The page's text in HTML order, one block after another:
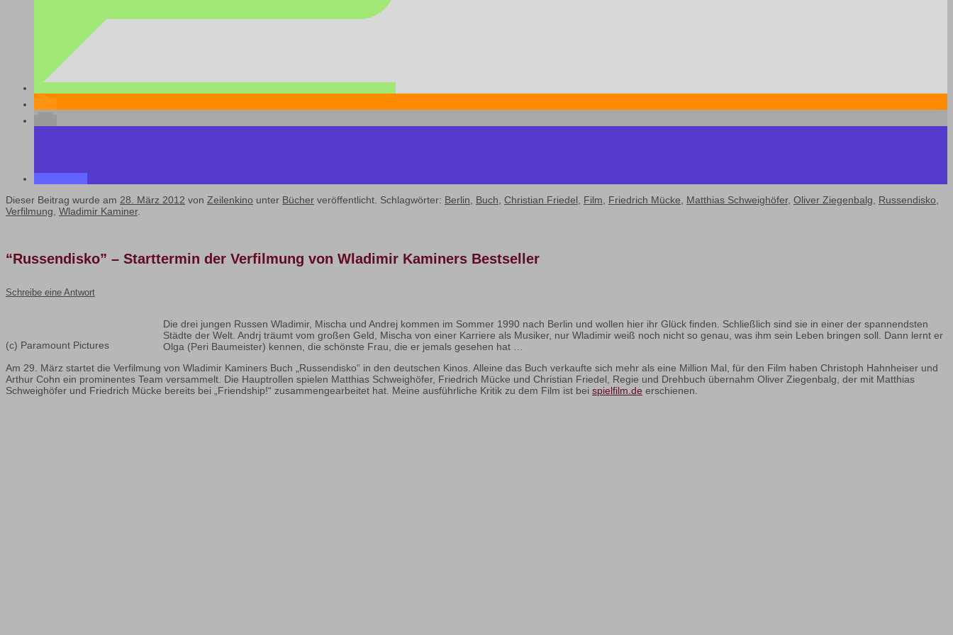
Dieser Beitrag wurde am 28. März 2012 von Zeilenkino unter Bücher veröffentlicht. Schlagwörter: Berlin, Buch, Christian Friedel, Film, Friedrich Mücke, Matthias Schweighöfer, Oliver Ziegenbalg, Russendisko,
Verfilmung, Wladimir Kaminer.
“Russendisko” – Starttermin der Verfilmung von Wladimir Kaminers Bestseller
Schreibe eine Antwort
(c) Paramount Pictures
Die drei jungen Russen Wladimir, Mischa und Andrej kommen im Sommer 1990 nach Berlin und wollen hier ihr Glück finden. Schließlich sind sie in einer der spannendsten
Städte der Welt. Andrj träumt vom großen Geld, Mischa von einer Karriere als Musiker, nur Wladimir weiß noch nicht so genau, was ihm sein Leben bringen soll. Dann lernt er
Olga (Peri Baumeister) kennen, die schönste Frau, die er jemals gesehen hat …
Am 29. März startet die Verfilmung von Wladimir Kaminers Buch „Russendisko“ in den deutschen Kinos. Alleine das Buch verkaufte sich mehr als eine Million Mal, für den Film haben Christoph Hahnheiser und
Arthur Cohn ein prominentes Team versammelt. Die Hauptrollen spielen Matthias Schweighöfer, Friedrich Mücke und Christian Friedel, Regie und Drehbuch übernahm Oliver Ziegenbalg, der mit Matthias
Schweighöfer und Friedrich Mücke bereits bei „Friendship!“ zusammengearbeitet hat. Meine ausführliche Kritik zu dem Film ist bei spielfilm.de erschienen.